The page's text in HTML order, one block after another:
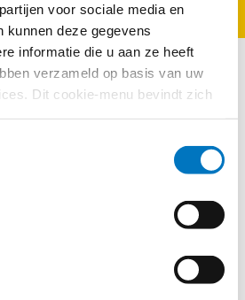
voor sociale media en
kunnen deze gegevens
informatie die u aan ze heeft
verzameld op basis van uw
Dit cookie-menu bevindt zich
Rekenkamer: werking
en veerkrachtfaciliteit trager
staatssteunregelingen
lokale vlieghavens en wijziging